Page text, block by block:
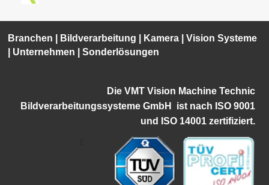
Branchen Bildverarbeitung Kamera |Vision Systeme
Unternehmen |Sonderlösungen
Die VMT Vision Machine Technic
Bildverarbeitungssysteme GmbH istnach ISO 9001
und ISO 14001 zertifiziert.